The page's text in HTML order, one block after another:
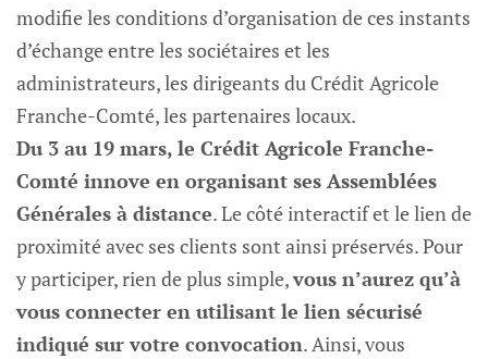
modifie les conditions d’organisation de ces instants
d’échange entre les sociétaires et les
administrateurs, les dirigeants du Crédit Agricole
Franche-Comté, les partenaires locaux.
Du 3 au 19 mars, le Crédit Agricole Franche-
Comté innove en organisant ses Assemblées
Générales à distance. Le côté interactif et le lien de
proximité avec ses clients sont ainsi préservés. Pour
y participer, rien de plus simple,vous n’aurez qu’à
vous connecter en utilisant le lien sécurisé
indiqué sur votre convocation. Ainsi, vous